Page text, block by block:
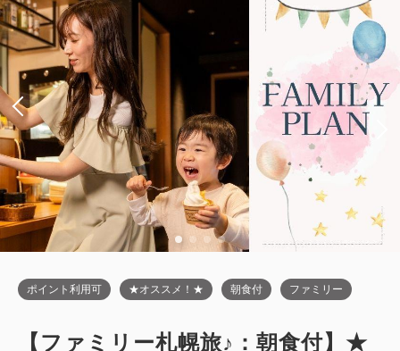
税・サービス料込
会員価格 38,800円
大人
税・サービス料込
合計 39,400 円
シングルサイズ / 幅90-130cm×2
Wi-Fiあり（無料）
残り1室 詳細 今すぐ予約
禁煙ルーム
ポイント利用可 ★オススメ！★ 朝食付 ファミリー
【ファミリー札幌旅♪：朝食付】★